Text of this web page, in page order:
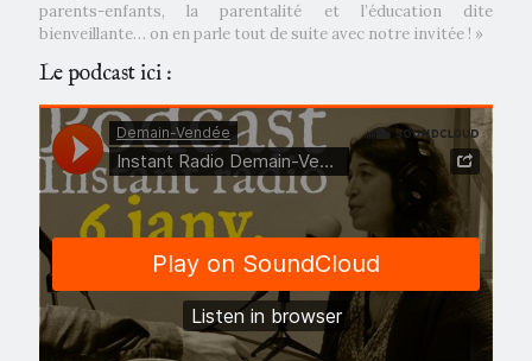
parents-enfants, la parentalité et l’éducation dite
bienveillante… on en parle tout de suite avec notre invitée ! »
Le podcast ici :